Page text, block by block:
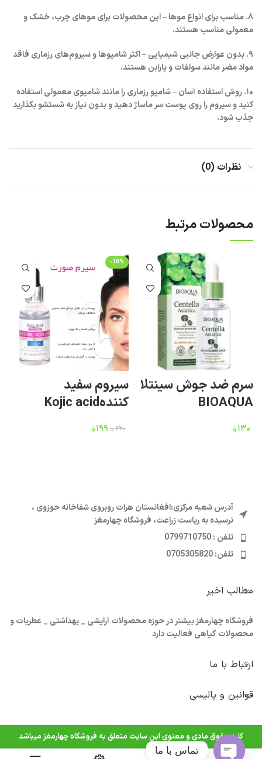
۸. مناسب برای انواع موها – این محصولات برای موهای چرب، خشک و
معمولی مناسب هستند.
۹. بدون عوارض جانبی شیمیایی – اکثر شامپوها و سیروم‌های رزماری فاقد
مواد مضر مانند سولفات و پارابن هستند.
۱۰. روش استفاده آسان – شامپو رزماری را مانند شامپوی معمولی استفاده
کنید و سیروم را روی پوست سر ماساژ دهید و بدون نیاز به شستشو بگذارید
جذب شود.
نظرات (0)
محصولات مرتبط
سرم ضد جوش سینتلا
BIOAQUA
۱۳۰؋
-10%
سیروم سفید
کنندهKojic acid
۲۲۰؋۱۹۹؋
آدرس شعبه مرکزی:افغانستان هرات روبروی شفاخانه حوزوی ،
نرسیده به ریاست زراعت، فروشگاه چهارمغز
تلفن : 0799710750
تلفن: 0705305820
مطالب اخیر
فروشگاه چهارمغز بیشتر در حوزه محصولات آرایشی _ بهداشتی _ عطریات و
محصولات گیاهی فعالیت دارد
ارتباط با ما
قوانین و پالیسی
0
کليه حقوق مادی و معنوی اين سايت متعلق به فروشگاه چهارمغز ميباشد
تماس با ما